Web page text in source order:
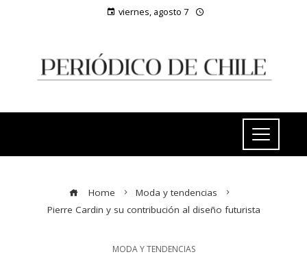
viernes, agosto 7
Home
Moda y tendencias
Pierre Cardin y su contribución al diseño futurista
MODA Y TENDENCIAS